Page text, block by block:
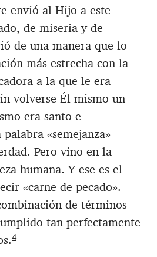
envió al Hijo a este
de miseria y de
de una manera que lo
más estrecha con la
a la que le era
volverse Él mismo un
era santo e
«semejanza»
Pero vino en la
humana. Y ese es el
«carne de pecado».
de términos
tan perfectamente
4